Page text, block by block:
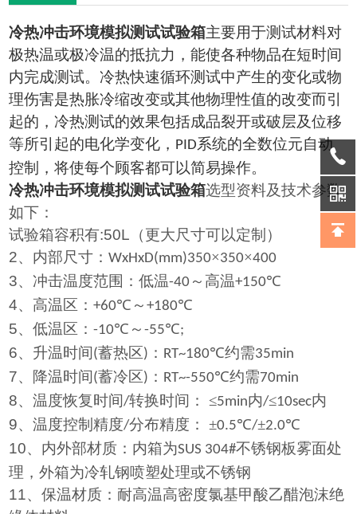
冷热冲击环境模拟测试试验箱主要用于测试材料对
极热温或极冷温的抵抗力，能使各种物品在短时间
内完成测试。冷热快速循环测试中产生的变化或物
理伤害是热胀冷缩改变或其他物理性值的改变而引
起的，冷热测试的效果包括成品裂开或破层及位移
等所引起的电化学变化， PID系统的全数位元自动
控制，将使每个顾客都可以简易操作。
冷热冲击环境模拟测试试验箱选型资料及技术参数
如下：
试验箱容积有:50L （更大尺寸可以定制）
2、内部尺寸：WxHxD(mm)350×350×400
3、冲击温度范围：低温-40 ～高温+150℃
4、高温区：+60℃～+180℃
5、低温区：-10℃～-55℃;
6、升温时间 (蓄热区 ) ： RT~180℃约需35min
7、降温时间 (蓄冷区 ) ： RT~-550℃约需70min
8、温度恢复时间/转换时间： ≤5min内/≤10sec内
9、温度控制精度/分布精度： ±0.5℃/±2.0℃
10、内外部材质：内箱为SUS 304#不锈钢板雾面处
理，外箱为冷轧钢喷塑处理或不锈钢
11、保温材质：耐高温高密度氯基甲酸乙醋泡沫绝